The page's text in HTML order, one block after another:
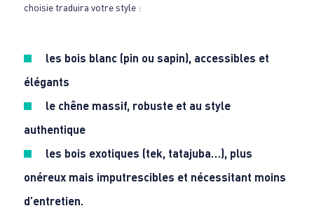
choisie traduira votre style :
les bois blanc (pin ou sapin), accessibles et
élégants
le chêne massif, robuste et au style
authentique
les bois exotiques (tek, tatajuba…), plus
onéreux mais imputrescibles et nécessitant moins
d’entretien.